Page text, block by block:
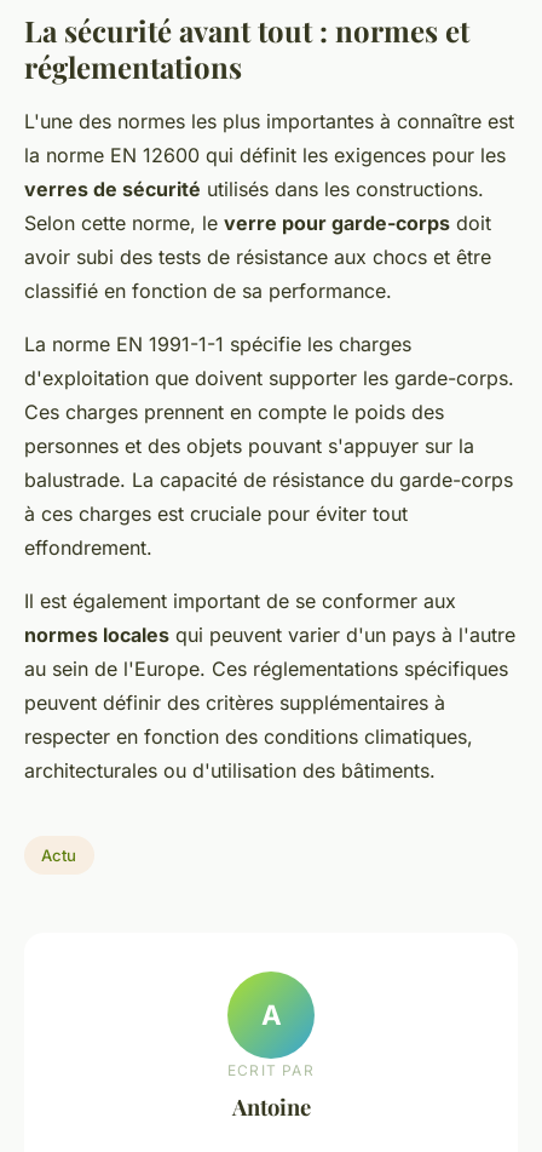
La sécurité avant tout : normes et
réglementations
L'une des normes les plus importantes à connaître est
la norme EN 12600 qui définit les exigences pour les
verres de sécurité utilisés dans les constructions.
Selon cette norme, le verre pour garde-corps doit
avoir subi des tests de résistance aux chocs et être
classifié en fonction de sa performance.
La norme EN 1991-1-1 spécifie les charges
d'exploitation que doivent supporter les garde-corps.
Ces charges prennent en compte le poids des
personnes et des objets pouvant s'appuyer sur la
balustrade. La capacité de résistance du garde-corps
à ces charges est cruciale pour éviter tout
effondrement.
Il est également important de se conformer aux
normes locales qui peuvent varier d'un pays à l'autre
au sein de l'Europe. Ces réglementations spécifiques
peuvent définir des critères supplémentaires à
respecter en fonction des conditions climatiques,
architecturales ou d'utilisation des bâtiments.
Actu
A
ECRIT PAR
Antoine